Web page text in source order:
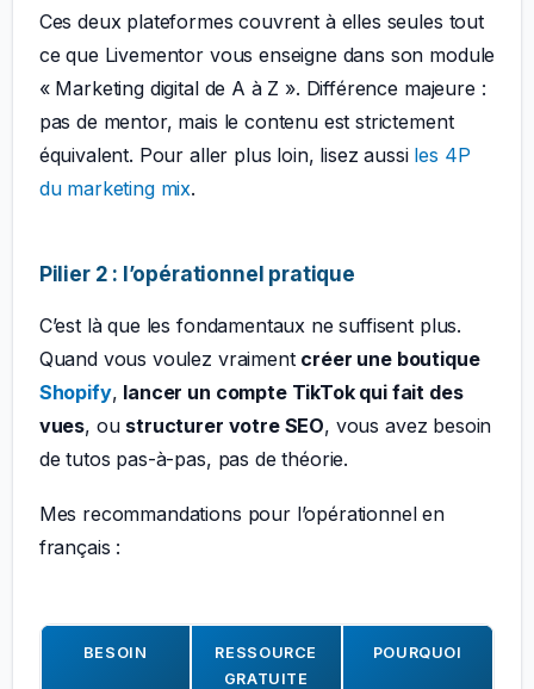
Ces deux plateformes couvrent à elles seules tout
ce que Livementor vous enseigne dans son module
« Marketing digital de A à Z ». Différence majeure :
pas de mentor, mais le contenu est strictement
équivalent. Pour aller plus loin, lisez aussi les 4P
du marketing mix.
Pilier 2 : l’opérationnel pratique
C’est là que les fondamentaux ne suffisent plus.
Quand vous voulez vraiment créer une boutique
Shopify, lancer un compte TikTok qui fait des
vues, ou structurer votre SEO, vous avez besoin
de tutos pas-à-pas, pas de théorie.
Mes recommandations pour l’opérationnel en
français :
BESOIN
RESSOURCE
GRATUITE
POURQUOI